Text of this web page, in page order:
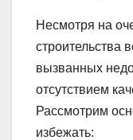
Несмотря на
строительства
вызванных
отсутствием
Рассмотрим
избежать: